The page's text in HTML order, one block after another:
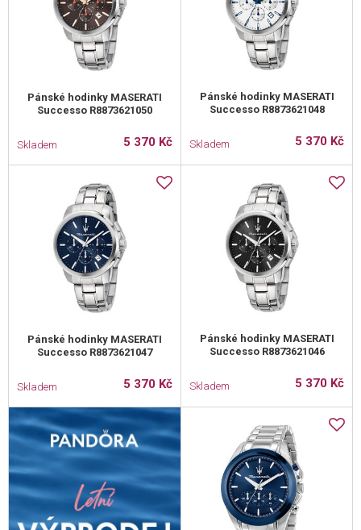
Pánské hodinky MASERATI
Successo R8873621050
Skladem 5 370 Kč
Pánské hodinky MASERATI
Successo R8873621048
Skladem 5 370 Kč
Pánské hodinky MASERATI
Successo R8873621047
Skladem 5 370 Kč
Pánské hodinky MASERATI
Successo R8873621046
Skladem 5 370 Kč